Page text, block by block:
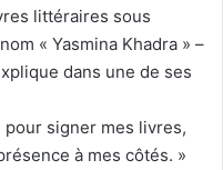
littéraires sous
« Yasmina Khadra » –
dans une de ses
pour signer mes livres,
à mes côtés. »